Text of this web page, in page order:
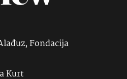
Fondacija
Kurt